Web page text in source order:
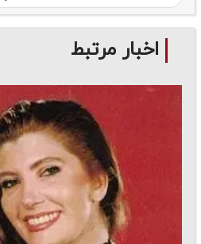
اخبار مرتبط